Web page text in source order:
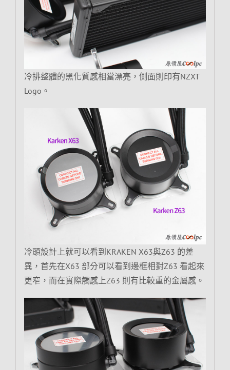
冷排整體的黑化質感相當漂亮，側面則印有NZXT
Logo。
冷頭設計上就可以看到KRAKEN X63與Z63 的差
異，首先在X63 部分可以看到邊框相對Z63 看起來
更窄，而在實際觸感上Z63 則有比較重的金屬感。